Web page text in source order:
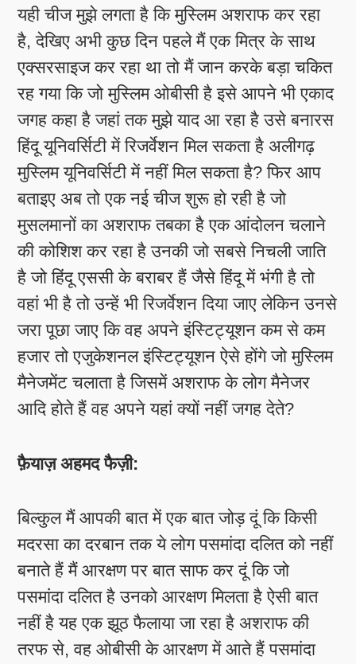
यही चीज मुझे लगता है कि मुस्लिम अशराफ कर रहा
है, देखिए अभी कुछ दिन पहले मैं एक मित्र के साथ
एक्सरसाइज कर रहा था तो मैं जान करके बड़ा चकित
रह गया कि जो मुस्लिम ओबीसी है इसे आपने भी एकाद
जगह कहा है जहां तक मुझे याद आ रहा है उसे बनारस
हिंदू यूनिवर्सिटी में रिजर्वेशन मिल सकता है अलीगढ़
मुस्लिम यूनिवर्सिटी में नहीं मिल सकता है? फिर आप
बताइए अब तो एक नई चीज शुरू हो रही है जो
मुसलमानों का अशराफ तबका है एक आंदोलन चलाने
की कोशिश कर रहा है उनकी जो सबसे निचली जाति
है जो हिंदू एससी के बराबर हैं जैसे हिंदू में भंगी है तो
वहां भी है तो उन्हें भी रिजर्वेशन दिया जाए लेकिन उनसे
जरा पूछा जाए कि वह अपने इंस्टिट्यूशन कम से कम
हजार तो एजुकेशनल इंस्टिट्यूशन ऐसे होंगे जो मुस्लिम
मैनेजमेंट चलाता है जिसमें अशराफ के लोग मैनेजर
आदि होते हैं वह अपने यहां क्यों नहीं जगह देते?
फ़ैयाज़ अहमद फैज़ी:
बिल्कुल मैं आपकी बात में एक बात जोड़ दूं कि किसी
मदरसा का दरबान तक ये लोग पसमांदा दलित को नहीं
बनाते हैं मैं आरक्षण पर बात साफ कर दूं कि जो
पसमांदा दलित है उनको आरक्षण मिलता है ऐसी बात
नहीं है यह एक झूठ फैलाया जा रहा है अशराफ की
तरफ से, वह ओबीसी के आरक्षण में आते हैं पसमांदा